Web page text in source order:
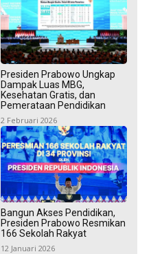
Presiden Prabowo Ungkap
Dampak Luas MBG,
Kesehatan Gratis, dan
Pemerataan Pendidikan
2 Februari 2026
Bangun Akses Pendidikan,
Presiden Prabowo Resmikan
166 Sekolah Rakyat
12 Januari 2026